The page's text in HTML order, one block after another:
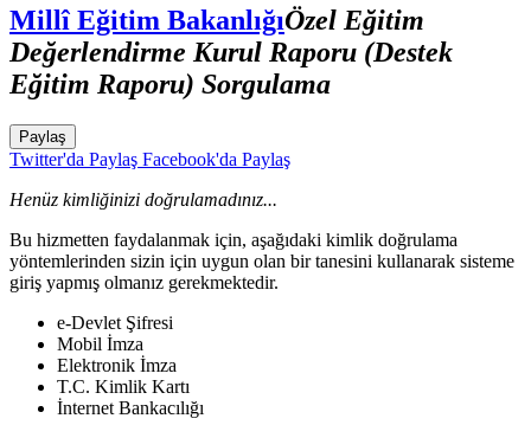
Millî Eğitim BakanlığıÖzel Eğitim
Değerlendirme Kurul Raporu (Destek
Eğitim Raporu) Sorgulama
Paylaş
Twitter'da Paylaş Facebook'da Paylaş
Henüz kimliğinizi doğrulamadınız...
Bu hizmetten faydalanmak için, aşağıdaki kimlik doğrulama
yöntemlerinden sizin için uygun olan bir tanesini kullanarak sisteme
giriş yapmış olmanız gerekmektedir.
e-Devlet Şifresi
Mobil İmza
Elektronik İmza
T.C. Kimlik Kartı
İnternet Bankacılığı